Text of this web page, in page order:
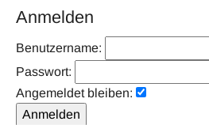
Anmelden
Benutzername:
Passwort:
Angemeldet bleiben: